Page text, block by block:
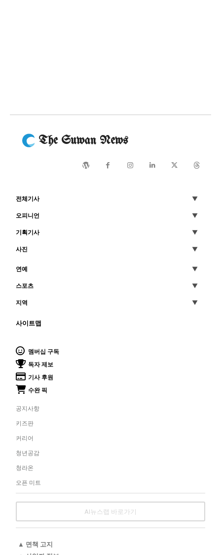
The Suwan News
전체기사
오피니언
기획기사
사진
연예
스포츠
지역
사이트맵
멤버십 구독
독자 제보
기사 후원
수완 픽
공지사항
키즈판
커리어
청년공감
청라온
오픈 미트
AI뉴스랩 바로가기
▲ 면책 고지